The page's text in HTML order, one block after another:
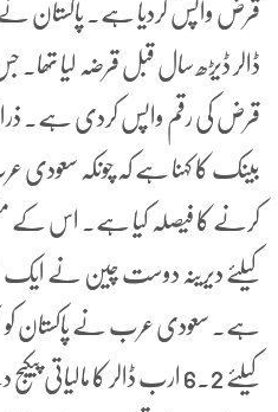
ڈالر ڈیڑھ سال قبل قرضہ لیا
قرض کی رقم واپس کردی ہے۔
بینک کا کہنا ہے کہ چونکہ سعودی
کرنے کا فیصلہ کیا ہے۔ اس کے
کیلئے دیرینہ دوست چین نے ایک
کیلئے 6.2 ارب ڈالر کا